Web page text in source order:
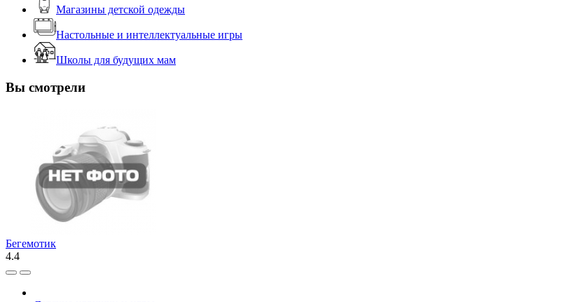
Магазины детской одежды
Настольные и интеллектуальные игры
Школы для будущих мам
Вы смотрели
Бегемотик
4.4